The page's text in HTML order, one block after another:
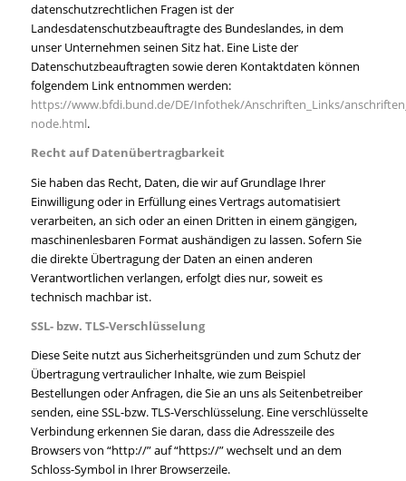
datenschutzrechtlichen Fragen ist der
Landesdatenschutzbeauftragte des Bundeslandes, in dem
unser Unternehmen seinen Sitz hat. Eine Liste der
Datenschutzbeauftragten sowie deren Kontaktdaten können
folgendem Link entnommen werden:
https://www.bfdi.bund.de/DE/Infothek/Anschriften_Links/
node.html.
Recht auf Datenübertragbarkeit
Sie haben das Recht, Daten, die wir auf Grundlage Ihrer
Einwilligung oder in Erfüllung eines Vertrags automatisiert
verarbeiten, an sich oder an einen Dritten in einem gängigen,
maschinenlesbaren Format aushändigen zu lassen. Sofern Sie
die direkte Übertragung der Daten an einen anderen
Verantwortlichen verlangen, erfolgt dies nur, soweit es
technisch machbar ist.
SSL- bzw. TLS-Verschlüsselung
Diese Seite nutzt aus Sicherheitsgründen und zum Schutz der
Übertragung vertraulicher Inhalte, wie zum Beispiel
Bestellungen oder Anfragen, die Sie an uns als Seitenbetreiber
senden, eine SSL-bzw. TLS-Verschlüsselung. Eine verschlüsselte
Verbindung erkennen Sie daran, dass die Adresszeile des
Browsers von “http://” auf “https://” wechselt und an dem
Schloss-Symbol in Ihrer Browserzeile.